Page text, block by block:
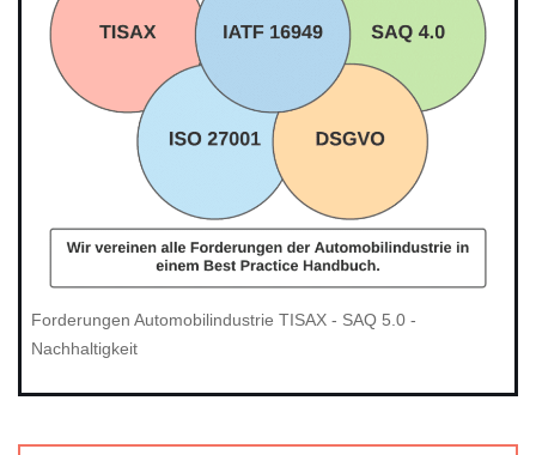
Forderungen Automobilindustrie TISAX - SAQ 5.0 -
Nachhaltigkeit